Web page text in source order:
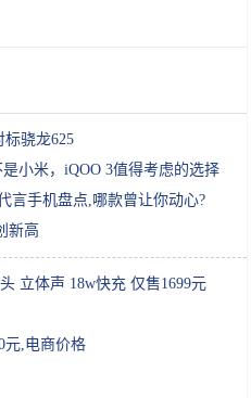
标骁龙625
小米，iQOO 3值得考虑的选择
言手机盘点,哪款曾让你动心?
新高
立体声 18w快充 仅售1699元
元,电商价格